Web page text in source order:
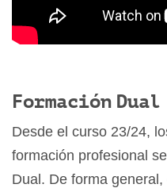
Formación Dual
Desde el curso 23/24,
formación profesional
Dual. De forma